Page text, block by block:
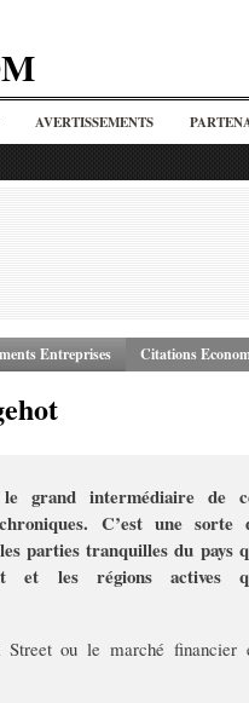
AVERTISSEMENTS
Entreprises Citations
grand intermédiaire de
C’est une sorte
parties tranquilles du pays
et les régions actives
Street ou le marché financier